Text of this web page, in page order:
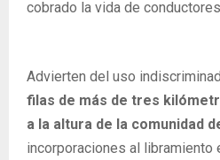
cobrado la vida de
Advierten del uso
filas de más de tres
a la altura de la comunidad
incorporaciones al libramiento